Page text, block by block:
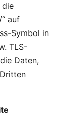
die
auf
Symbol in
TLS-
Daten,